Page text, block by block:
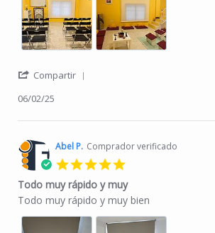
Compartir
06/02/25
Abel P. Comprador verificado
Todo muy rápido y muy
Review by Abel P. on 5 May 2025
review stating Todo muy rápido y muy
Todo muy rápido y muy bien